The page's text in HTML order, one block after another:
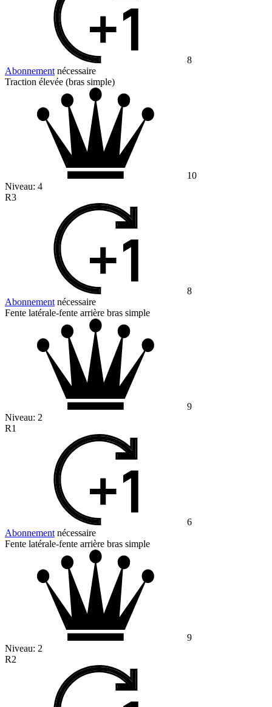
8
Abonnement nécessaire
Traction élevée (bras simple)
10
Niveau: 4
R3
8
Abonnement nécessaire
Fente latérale-fente arrière bras simple
9
Niveau: 2
R1
6
Abonnement nécessaire
Fente latérale-fente arrière bras simple
9
Niveau: 2
R2